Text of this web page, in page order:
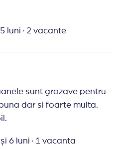
luni · 2 vacante
sunt grozave pentru
dar si foarte multa.
6 luni · 1 vacanta